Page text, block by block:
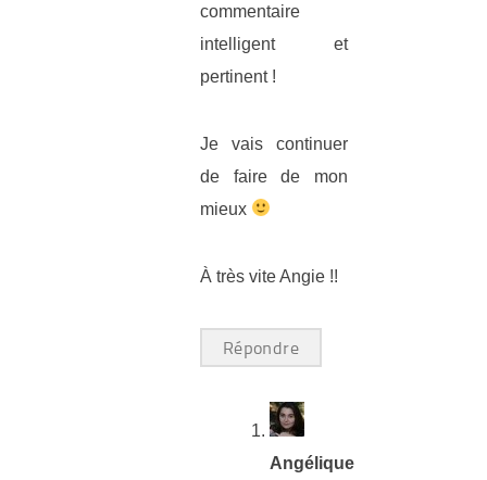
commentaire
intelligent et
pertinent !
Je vais continuer
de faire de mon
mieux
À très vite Angie !!
Répondre
Angélique